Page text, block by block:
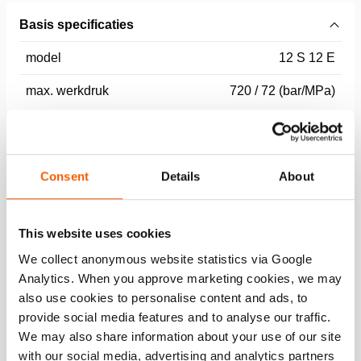
Consent Details About
This website uses cookies
We collect anonymous website statistics via Google
Analytics. When you approve marketing cookies, we may
also use cookies to personalise content and ads, to
provide social media features and to analyse our traffic.
We may also share information about your use of our site
with our social media, advertising and analytics partners
Basis specificaties
model 12 S 12 E
max. werkdruk 720 / 72 (bar/MPa)
Afmetingen, gewicht en temperatuur
Functies
Bij wegvallen energiebron blijft oliedruk gehandhaafd